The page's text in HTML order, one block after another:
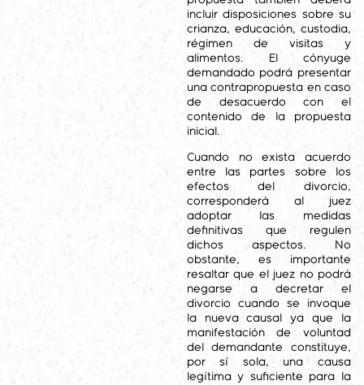
incluir disposiciones sobre su
crianza, educación, custodia,
régimen de visitas y
alimentos. El cónyuge
demandado podrá presentar
una contrapropuesta en caso
de desacuerdo con el
contenido de la propuesta
inicial.
Cuando no exista acuerdo
entre las partes sobre los
efectos del divorcio,
corresponderá al juez
adoptar las medidas
definitivas que regulen
dichos aspectos. No
obstante, es importante
resaltar que el juez no podrá
negarse a decretar el
divorcio cuando se invoque
la nueva causal ya que la
manifestación de voluntad
del demandante constituye,
por sí sola, una causa
legítima y suficiente para la